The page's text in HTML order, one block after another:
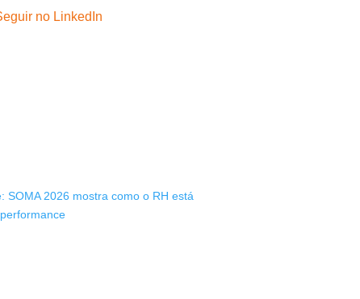
no LinkedIn